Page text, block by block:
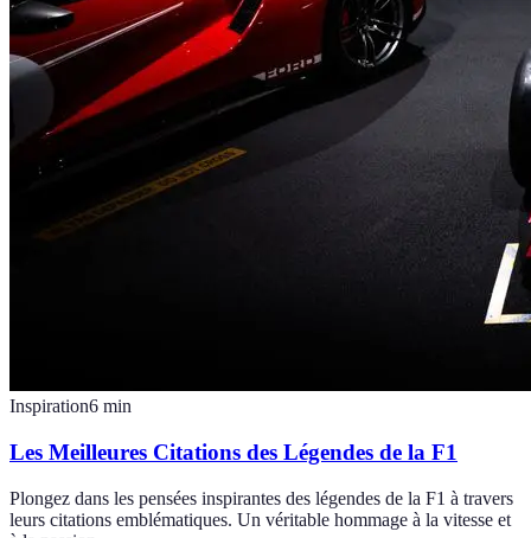
Inspiration6 min
Les Meilleures Citations des Légendes de la F1
Plongez dans les pensées inspirantes des légendes de la F1 à travers
leurs citations emblématiques. Un véritable hommage à la vitesse et